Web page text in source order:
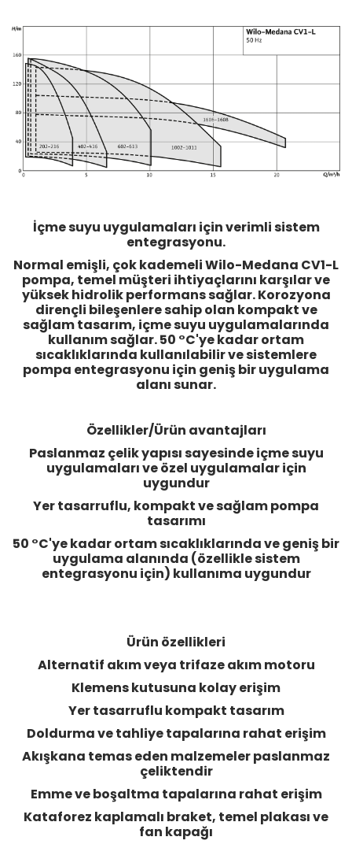
İçme suyu uygulamaları için verimli sistem
entegrasyonu.
Normal emişli, çok kademeli Wilo-Medana CV1-L
pompa, temel müşteri ihtiyaçlarını karşılar ve
yüksek hidrolik performans sağlar. Korozyona
dirençli bileşenlere sahip olan kompakt ve
sağlam tasarım, içme suyu uygulamalarında
kullanım sağlar. 50 °C'ye kadar ortam
sıcaklıklarında kullanılabilir ve sistemlere
pompa entegrasyonu için geniş bir uygulama
alanı sunar.
Özellikler/Ürün avantajları
Paslanmaz çelik yapısı sayesinde içme suyu
uygulamaları ve özel uygulamalar için
uygundur
Yer tasarruflu, kompakt ve sağlam pompa
tasarımı
50 °C'ye kadar ortam sıcaklıklarında ve geniş bir
uygulama alanında (özellikle sistem
entegrasyonu için) kullanıma uygundur
Ürün özellikleri
Alternatif akım veya trifaze akım motoru
Klemens kutusuna kolay erişim
Yer tasarruflu kompakt tasarım
Doldurma ve tahliye tapalarına rahat erişim
Akışkana temas eden malzemeler paslanmaz
çeliktendir
Emme ve boşaltma tapalarına rahat erişim
Kataforez kaplamalı braket, temel plakası ve
fan kapağı